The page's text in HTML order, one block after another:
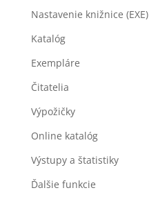
Nastavenie knižnice (EXE)
Katalóg
Exempláre
Čitatelia
Výpožičky
Online katalóg
Výstupy a štatistiky
Ďalšie funkcie